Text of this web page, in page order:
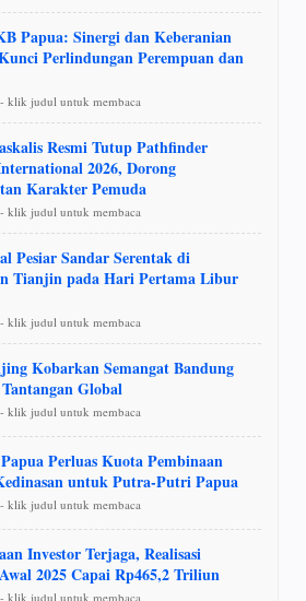
Papua: Sinergi dan Keberanian
Perlindungan Perempuan dan
klik judul untuk membaca
Resmi Tutup Pathfinder
2026, Dorong
Karakter Pemuda
klik judul untuk membaca
Pesiar Sandar Serentak di
Tianjin pada Hari Pertama Libur
klik judul untuk membaca
Kobarkan Semangat Bandung
Global
klik judul untuk membaca
Perluas Kuota Pembinaan
untuk Putra-Putri Papua
klik judul untuk membaca
Investor Terjaga, Realisasi
2025 Capai Rp465,2 Triliun
klik judul untuk membaca